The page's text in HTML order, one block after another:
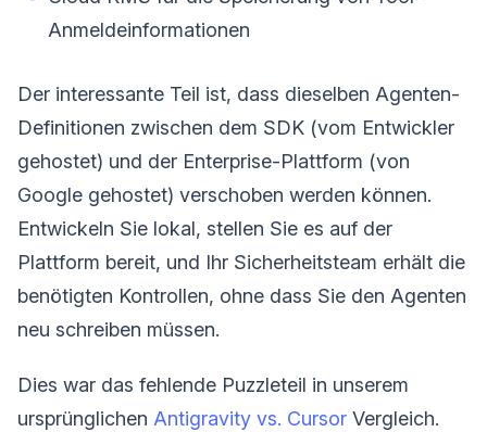
Anmeldeinformationen
Der interessante Teil ist, dass dieselben Agenten-
Definitionen zwischen dem SDK (vom Entwickler
gehostet) und der Enterprise-Plattform (von
Google gehostet) verschoben werden können.
Entwickeln Sie lokal, stellen Sie es auf der
Plattform bereit, und Ihr Sicherheitsteam erhält die
benötigten Kontrollen, ohne dass Sie den Agenten
neu schreiben müssen.
Dies war das fehlende Puzzleteil in unserem
ursprünglichen Antigravity vs. Cursor Vergleich.